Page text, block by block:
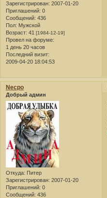
Зарегистрирован: 2007-01-20
Приглашений: 0
Сообщений: 436
Пол: Мужской
Возраст: 41 [1984-12-19]
Провел на форуме:
1 день 20 часов
Последний визит:
2009-04-20 18:04:53
Necpo
Добрый админ
Откуда: Питер
Зарегистрирован: 2007-01-20
Приглашений: 0
Сообщений: 436